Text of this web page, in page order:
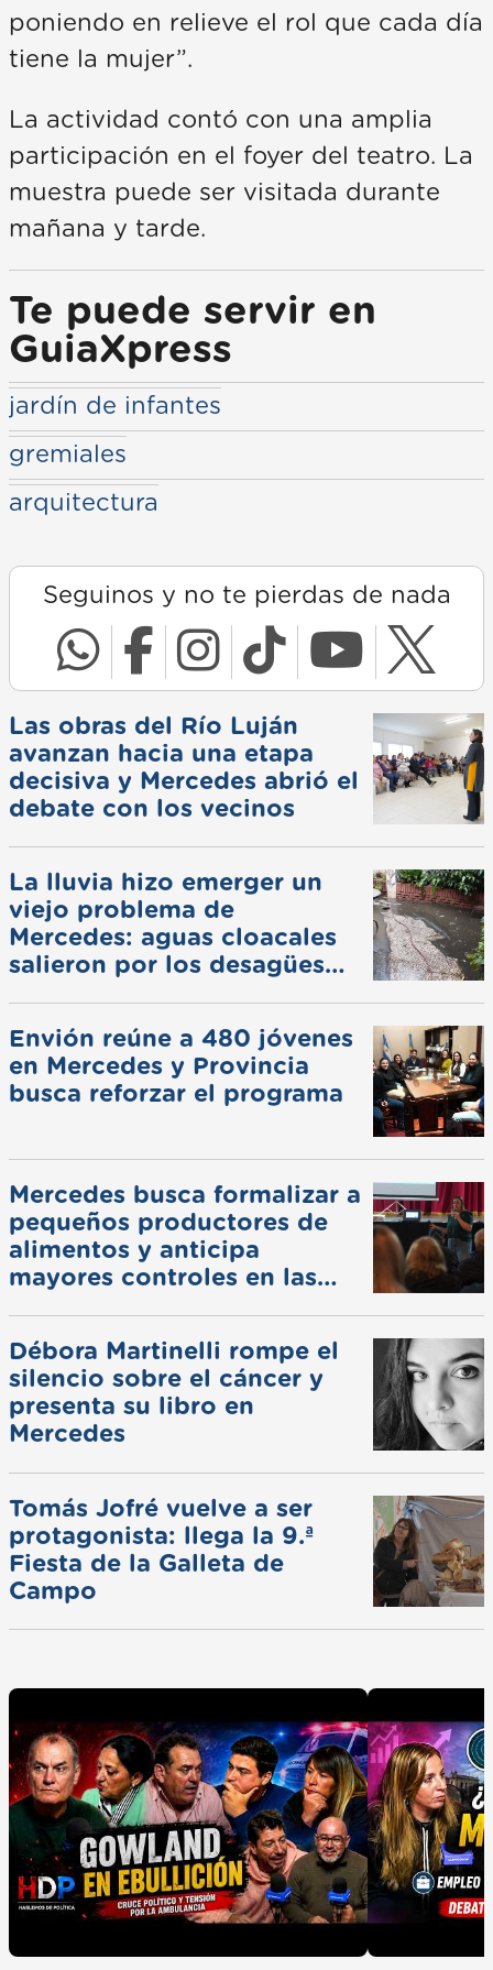
poniendo en relieve el rol que cada día
tiene la mujer”.
La actividad contó con una amplia
participación en el foyer del teatro. La
muestra puede ser visitada durante
mañana y tarde.
Te puede servir en
GuiaXpress
jardín de infantes
gremiales
arquitectura
Seguinos y no te pierdas de nada
Las obras del Río Luján
avanzan hacia una etapa
decisiva y Mercedes abrió el
debate con los vecinos
La lluvia hizo emerger un
viejo problema de
Mercedes: aguas cloacales
salieron por los desagües
Envión reúne a 480 jóvenes
en Mercedes y Provincia
busca reforzar el programa
Mercedes busca formalizar a
pequeños productores de
alimentos y anticipa
mayores controles en las
Débora Martinelli rompe el
silencio sobre el cáncer y
presenta su libro en
Mercedes
Tomás Jofré vuelve a ser
protagonista: llega la 9.ª
Fiesta de la Galleta de
Campo